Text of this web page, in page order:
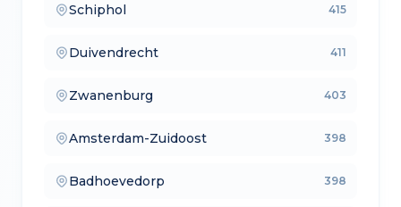
Schiphol
— verkoopmakelaars 415
Duivendrecht
— aankoopmakelaars 411
Zwanenburg
— lokale makelaars 403
Amsterdam-Zuidoost
— makelaars vergelijken 398
Badhoevedorp
— verkoopmakelaars 398